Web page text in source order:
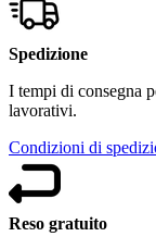
Spedizione
I tempi di consegna
lavorativi.
Condizioni di
Reso gratuito